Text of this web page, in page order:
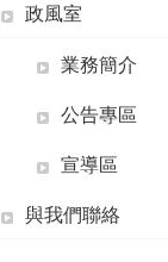
政風室
業務簡介
公告專區
宣導區
與我們聯絡